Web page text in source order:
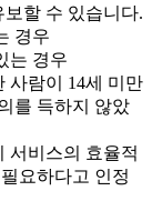
할 수 있습니다.
경우
는 경우
사람이 14세 미만
를 득하지 않았
서비스의 효율적
요하다고 인정